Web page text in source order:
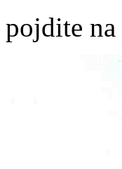
pojdite na